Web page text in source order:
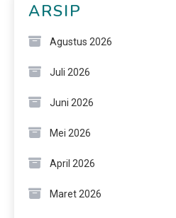
ARSIP
Agustus 2026
Juli 2026
Juni 2026
Mei 2026
April 2026
Maret 2026